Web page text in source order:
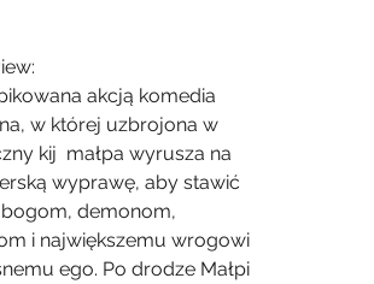
w której uzbrojona w
kij  małpa wyrusza na
wyprawę, aby stawić
bogom, demonom,
i największemu wrogowi
ego. Po drodze Małpi